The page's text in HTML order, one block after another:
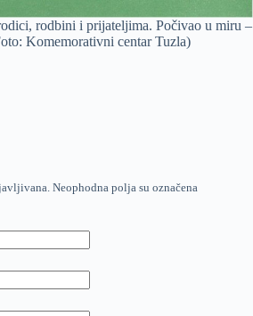
rodbini i prijateljima. Počivao u miru –
Komemorativni centar Tuzla)
Neophodna polja su označena